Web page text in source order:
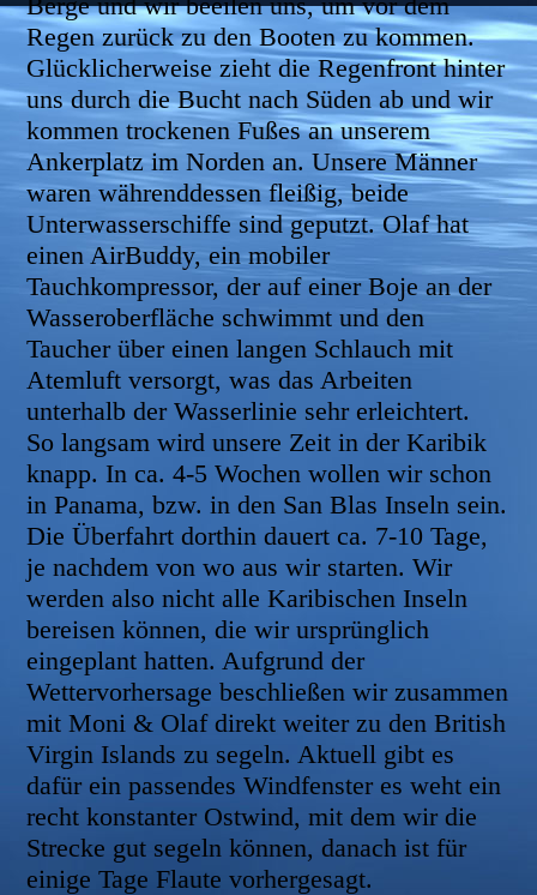
Regen zurück zu den Booten zu kommen.
Glücklicherweise zieht die Regenfront hinter
uns durch die Bucht nach Süden ab und wir
kommen trockenen Fußes an unserem
Ankerplatz im Norden an. Unsere Männer
waren währenddessen fleißig, beide
Unterwasserschiffe sind geputzt. Olaf hat
einen AirBuddy, ein mobiler
Tauchkompressor, der auf einer Boje an der
Wasseroberfläche schwimmt und den
Taucher über einen langen Schlauch mit
Atemluft versorgt, was das Arbeiten
unterhalb der Wasserlinie sehr erleichtert.
So langsam wird unsere Zeit in der Karibik
knapp. In ca. 4-5 Wochen wollen wir schon
in Panama, bzw. in den San Blas Inseln sein.
Die Überfahrt dorthin dauert ca. 7-10 Tage,
je nachdem von wo aus wir starten. Wir
werden also nicht alle Karibischen Inseln
bereisen können, die wir ursprünglich
eingeplant hatten. Aufgrund der
Wettervorhersage beschließen wir zusammen
mit Moni & Olaf direkt weiter zu den British
Virgin Islands zu segeln. Aktuell gibt es
dafür ein passendes Windfenster es weht ein
recht konstanter Ostwind, mit dem wir die
Strecke gut segeln können, danach ist für
einige Tage Flaute vorhergesagt.